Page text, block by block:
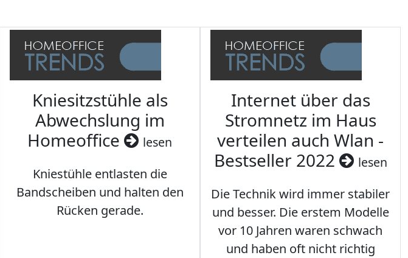
Kniesitzstühle als
Abwechslung im
Homeoffice
lesen
Kniestühle entlasten die
Bandscheiben und halten den
Rücken gerade.
Internet über das
Stromnetz im Haus
verteilen auch Wlan -
Bestseller 2022
lesen
Die Technik wird immer stabiler
und besser. Die erstem Modelle
vor 10 Jahren waren schwach
und haben oft nicht richtig